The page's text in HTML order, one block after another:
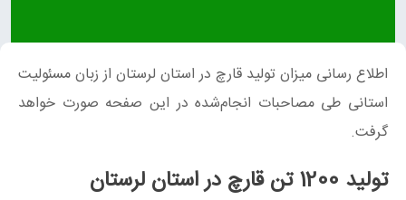
اطلاع رسانی میزان تولید قارچ در استان لرستان از زبان مسئولیت
استانی طی مصاحبات انجام‌شده در این صفحه صورت خواهد
گرفت.
تولید 1200 تن قارچ در استان لرستان